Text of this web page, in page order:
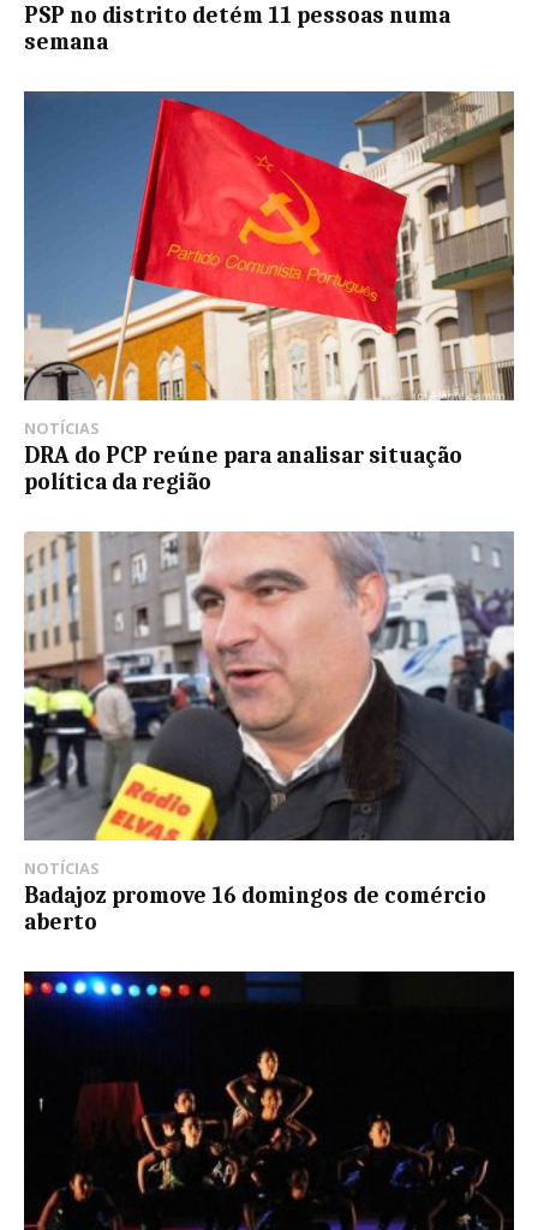
PSP no distrito detém 11 pessoas numa
semana
NOTÍCIAS
DRA do PCP reúne para analisar situação
política da região
NOTÍCIAS
Badajoz promove 16 domingos de comércio
aberto